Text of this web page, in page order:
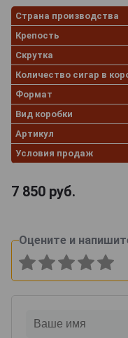
Страна производства
Крепость
Скрутка
Количество сигар в
Формат
Вид коробки
Артикул
Условия продаж
7 850 руб.
Оцените и